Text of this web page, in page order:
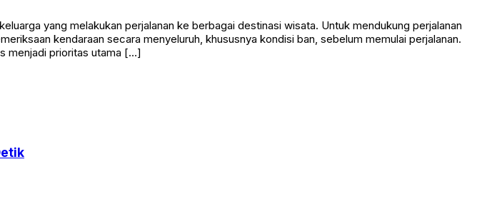
yang melakukan perjalanan ke berbagai destinasi wisata. Untuk mendukung perjalanan
kendaraan secara menyeluruh, khususnya kondisi ban, sebelum memulai perjalanan.
menjadi prioritas utama […]